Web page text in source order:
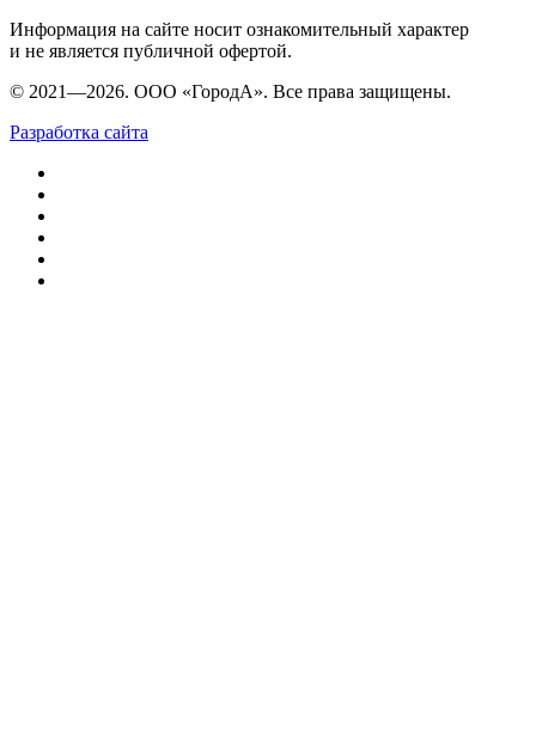
Информация на сайте носит ознакомительный характер
и не является публичной офертой.
© 2021—2026. ООО «ГородА». Все права защищены.
Разработка сайта